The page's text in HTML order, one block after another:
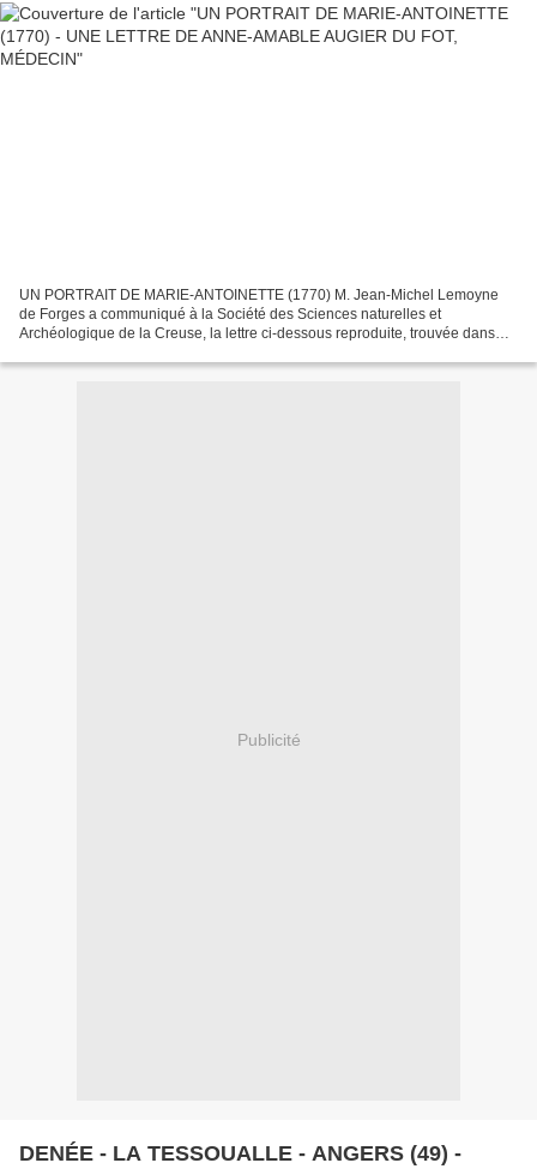
UN PORTRAIT DE MARIE-ANTOINETTE (1770) M. Jean-Michel Lemoyne
de Forges a communiqué à la Société des Sciences naturelles et
Archéologique de la Creuse, la lettre ci-dessous reproduite, trouvée dans
Publicité
DENÉE - LA TESSOUALLE - ANGERS (49) -